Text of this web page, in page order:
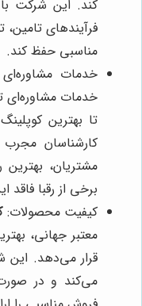
کند. این شرکت
فرآیندهای
مناسبی حفظ کند.
خدمات
خدمات
تا بهترین
کارشناسان
مشتریان، بهترین
برخی از رقبا
کیفیت محصولات:
معتبر جهانی،
قرار می‌دهد.
می‌کند و در